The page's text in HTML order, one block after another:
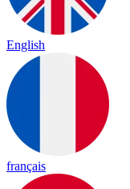
English
français